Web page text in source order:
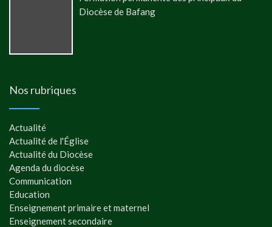
Diocèse de Bafang
Nos rubriques
Actualité
Actualité de l'Église
Actualité du Diocèse
Agenda du diocèse
Communication
Education
Enseignement primaire et maternel
Enseignement secondaire